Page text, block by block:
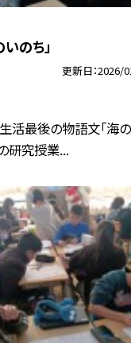
のち」
更新日 2026/
活最後の物語文「海
研究授業...